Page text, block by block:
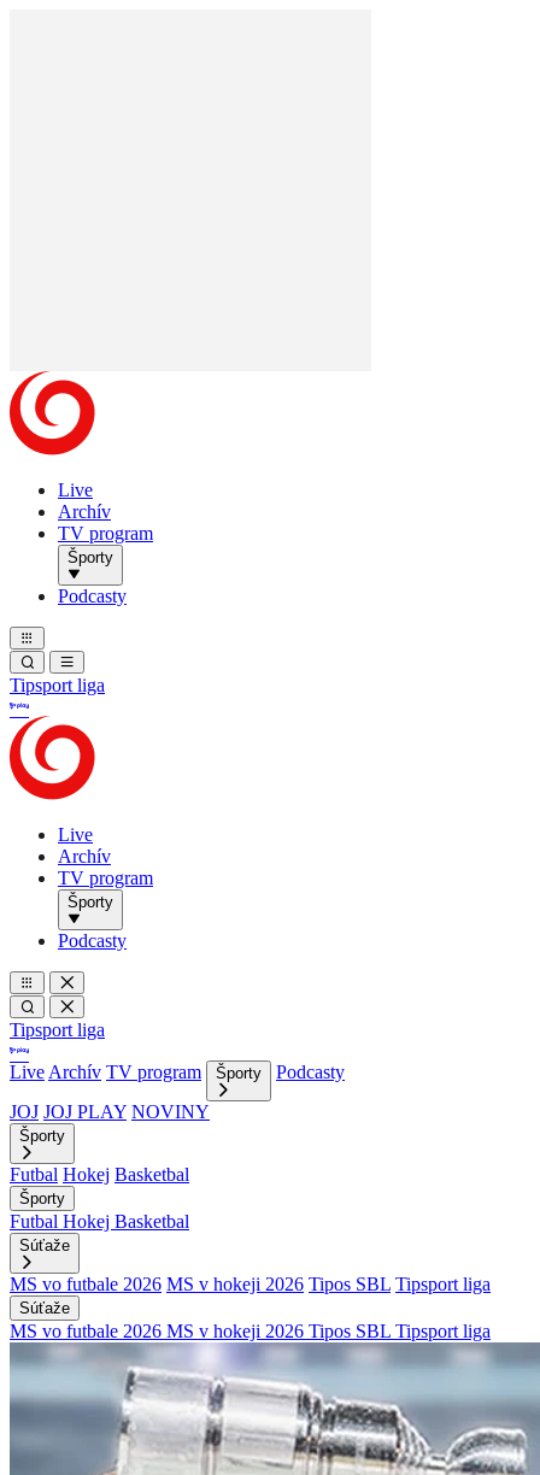
Live
Archív
TV program
Športy
Podcasty
Tipsport liga
Live
Archív
TV program
Športy
Podcasty
Tipsport liga
Live Archív TV program Športy
Podcasty
JOJ JOJ PLAY NOVINY
Športy
Futbal Hokej Basketbal
Športy
Futbal Hokej Basketbal
Súťaže
MS vo futbale 2026 MS v hokeji 2026 Tipos SBL Tipsport liga
Súťaže
MS vo futbale 2026 MS v hokeji 2026 Tipos SBL Tipsport liga